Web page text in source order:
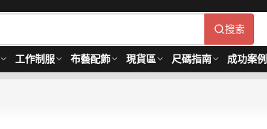
搜索
工作制服 布藝配飾 現貨區 尺碼指南 成功案例